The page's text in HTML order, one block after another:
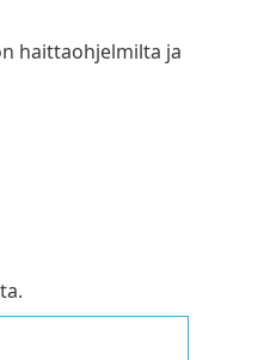
haittaohjelmilta ja